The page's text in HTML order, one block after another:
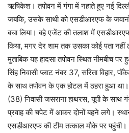
ऋषिकेश। तपोवन में गंगा में नहाते हुए नई
जबकि, उसके साथी को एसडीआरएफ के
बचा लिया। बहे एजेंट की तलाश में
किया, मगर देर शाम तक उसका कोई पता
मुताबिक यह हादसा तपोवन स्थित नीमबीच
सिंह निवासी प्लाट नंबर 37, सरिता विहार,
के साथ तपोवन के एक होटल में ठहरा हुआ
(38) निवासी जसराना हाथरस, यूपी के साथ
प्रवाह की चपेट में आकर दोनों बहने लगे।
एसडीआरएफ की टीम तत्काल मौके पर